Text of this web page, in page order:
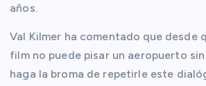
años.
Val Kilmer ha comentado que desde
film no puede pisar un aeropuerto
haga la broma de repetirle este